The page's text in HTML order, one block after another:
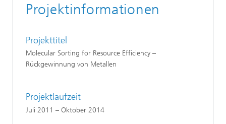
Projektinformationen
Projekttitel
Molecular Sorting for Resource Efficiency –
Rückgewinnung von Metallen
Projektlaufzeit
Juli 2011 – Oktober 2014